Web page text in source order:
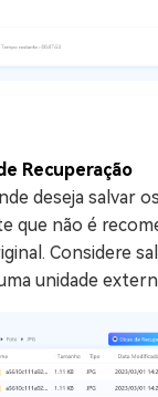
Recuperação
deseja salvar
que não é
Considere
unidade